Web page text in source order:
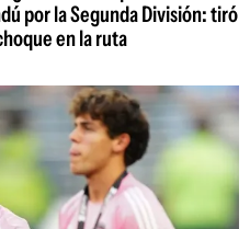
por la Segunda División: tiró
en la ruta